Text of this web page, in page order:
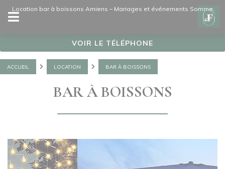
Location bar à boissons Amiens – Mariages et événements Somme
VOIR LE TÉLÉPHONE
ACCUEIL LOCATION BAR À BOISSONS
BAR À BOISSONS
Panneau de gestion des cookies